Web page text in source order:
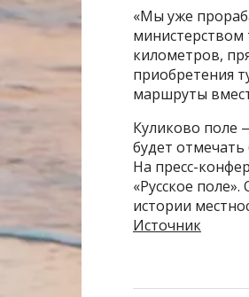
«Мы уже
министерством
километров,
приобретения
маршруты
Куликово поле
будет
На пресс-
«Русское
истории
Источник